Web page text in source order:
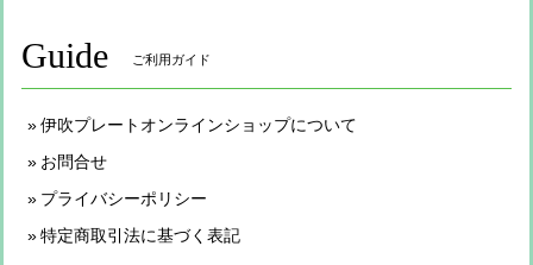
Guide ご利用ガイド
伊吹プレートオンラインショップについて
お問合せ
プライバシーポリシー
特定商取引法に基づく表記